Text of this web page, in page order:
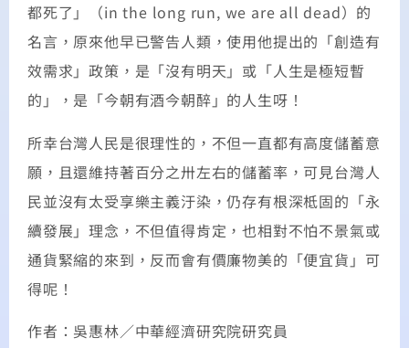
都死了」（in the long run, we are all dead）的
名言，原來他早已警告人類，使用他提出的「創造有
效需求」政策，是「沒有明天」或「人生是極短暫
的」，是「今朝有酒今朝醉」的人生呀！
所幸台灣人民是很理性的，不但一直都有高度儲蓄意
願，且還維持著百分之卅左右的儲蓄率，可見台灣人
民並沒有太受享樂主義汙染，仍存有根深柢固的「永
續發展」理念，不但值得肯定，也相對不怕不景氣或
通貨緊縮的來到，反而會有價廉物美的「便宜貨」可
得呢！
作者：吳惠林／中華經濟研究院研究員